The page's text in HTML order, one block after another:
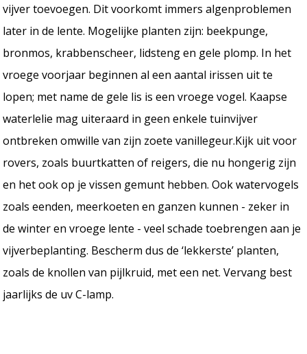
vijver toevoegen. Dit voorkomt immers algenproblemen
later in de lente. Mogelijke planten zijn: beekpunge,
bronmos, krabbenscheer, lidsteng en gele plomp. In het
vroege voorjaar beginnen al een aantal irissen uit te
lopen; met name de gele lis is een vroege vogel. Kaapse
waterlelie mag uiteraard in geen enkele tuinvijver
ontbreken omwille van zijn zoete vanillegeur.Kijk uit voor
rovers, zoals buurtkatten of reigers, die nu hongerig zijn
en het ook op je vissen gemunt hebben. Ook watervogels
zoals eenden, meerkoeten en ganzen kunnen - zeker in
de winter en vroege lente - veel schade toebrengen aan je
vijverbeplanting. Bescherm dus de ‘lekkerste’ planten,
zoals de knollen van pijlkruid, met een net. Vervang best
jaarlijks de uv C-lamp.